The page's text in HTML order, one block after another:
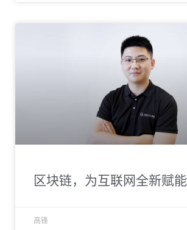
区块链，为互联网全新赋能
高锋